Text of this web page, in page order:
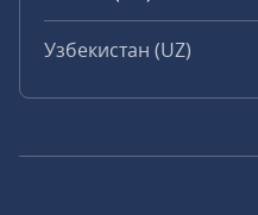
Узбекистан (UZ)